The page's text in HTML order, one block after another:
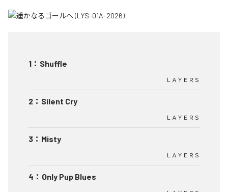
1 ： Shuffle
ＬＡＹＥＲＳ
2 ： Silent Cry
ＬＡＹＥＲＳ
3 ： Misty
ＬＡＹＥＲＳ
4 ： Only Pup Blues